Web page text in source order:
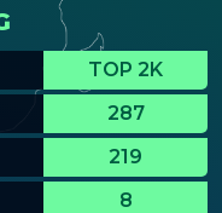
TOP 2K
287
219
8